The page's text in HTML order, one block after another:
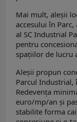
Mai mult, aleşii
accesului în
al SC Industrial
pentru
spaţiilor de lucru
Aleşii propun
Parcul Industrial,
Redevenţa
euro/mp/an şi
stabilite forma